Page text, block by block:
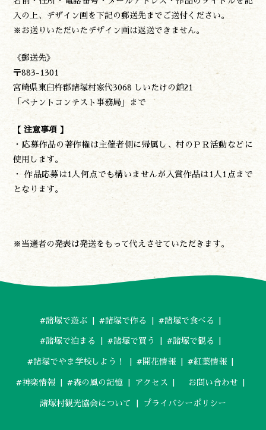
入の上、デザイン画を下記の郵送先までご送付ください。
※お送りいただいたデザイン画は返送できません。
《郵送先》
〒883-1301
宮崎県東臼杵郡諸塚村家代3068 しいたけの館21
「ペナントコンテスト事務局」まで
【 注意事項 】
・応募作品の著作権は主催者側に帰属し、村のＰＲ活動などに
使用します。
・ 作品応募は1人何点でも構いませんが入賞作品は1人1点まで
となります。
※当選者の発表は発送をもって代えさせていただきます。
#諸塚で遊ぶ #諸塚で作る #諸塚で食べる
#諸塚で泊まる #諸塚で買う #諸塚で観る
#諸塚でやま学校しよう！ #開花情報 #紅葉情報
#神楽情報 #森の風の記憶 アクセス お問い合わせ
諸塚村観光協会について プライバシーポリシー